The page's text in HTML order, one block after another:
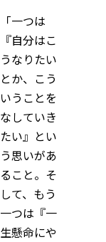
「一つは
『自分はこ
うなりたい
とか、こう
いうことを
なしていき
たい』とい
う思いがあ
ること。そ
して、もう
一つは『一
生懸命にや